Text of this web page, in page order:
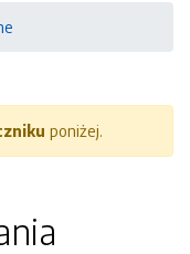
poniżej.